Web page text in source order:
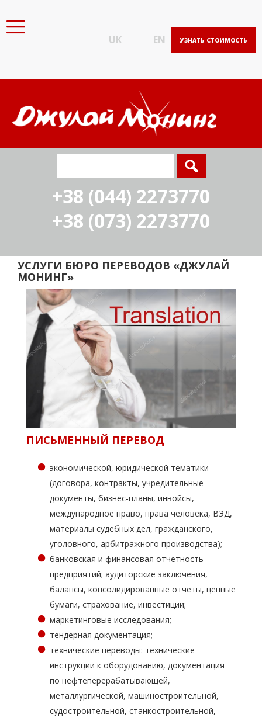
UK EN УЗНАТЬ СТОИМОСТЬ
+38 (044) 2273770
+38 (073) 2273770
УСЛУГИ БЮРО ПЕРЕВОДОВ «ДЖУЛАЙ
МОНИНГ»
ПИСЬМЕННЫЙ ПЕРЕВОД
экономической, юридической тематики
(договора, контракты, учредительные
документы, бизнес-планы, инвойсы,
международное право, права человека, ВЭД,
материалы судебных дел, гражданского,
уголовного, арбитражного производства);
банковская и финансовая отчетность
предприятий; аудиторские заключения,
балансы, консолидированные отчеты, ценные
бумаги, страхование, инвестиции;
маркетинговые исследования;
тендерная документация;
технические переводы: технические
инструкции к оборудованию, документация
по нефтеперерабатывающей,
металлургической, машиностроительной,
судостроительной, станкостроительной,